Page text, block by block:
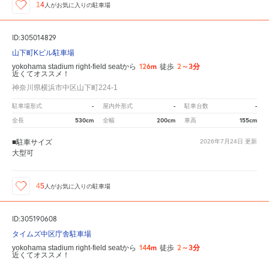
14人がお気に入りの駐車場
ID:305014829
山下町Kビル駐車場
yokohama stadium right-field seatから 126m 徒歩 2～3分
近くてオススメ！
神奈川県横浜市中区山下町224-1
駐車場形式 - 屋内外形式 - 駐車台数 -
全長 530cm 全幅 200cm 車高 155cm
2026年7月24日 更新
■駐車サイズ
大型可
45人がお気に入りの駐車場
ID:305190608
タイムズ中区庁舎駐車場
yokohama stadium right-field seatから 144m 徒歩 2～3分
近くてオススメ！